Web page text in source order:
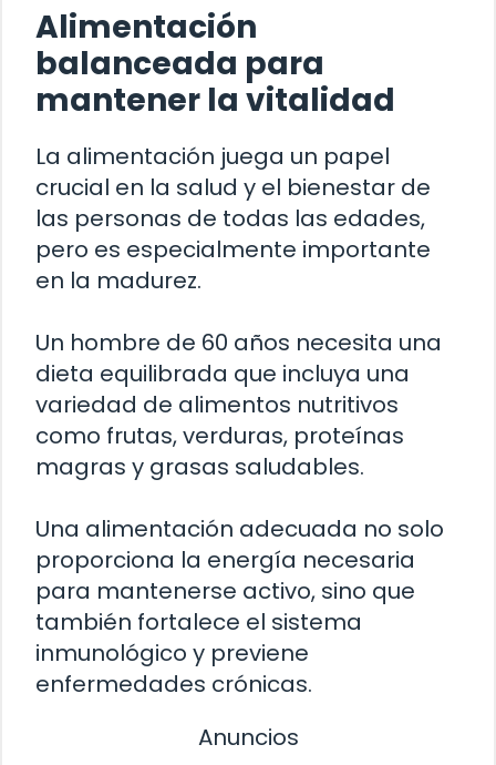
Alimentación
balanceada para
mantener la vitalidad
La alimentación juega un papel
crucial en la salud y el bienestar de
las personas de todas las edades,
pero es especialmente importante
en la madurez.
Un hombre de 60 años necesita una
dieta equilibrada que incluya una
variedad de alimentos nutritivos
como frutas, verduras, proteínas
magras y grasas saludables.
Una alimentación adecuada no solo
proporciona la energía necesaria
para mantenerse activo, sino que
también fortalece el sistema
inmunológico y previene
enfermedades crónicas.
Anuncios